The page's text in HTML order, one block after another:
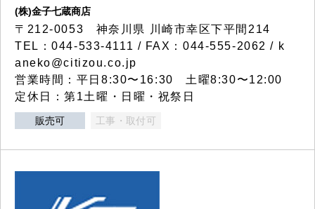
(株)金子七蔵商店
〒212-0053 神奈川県 川崎市幸区下平間214
TEL：044-533-4111 / FAX：044-555-2062 / k
aneko@citizou.co.jp
営業時間：平日8:30〜16:30 土曜8:30〜12:00
定休日：第1土曜・日曜・祝祭日
販売可 工事・取付可